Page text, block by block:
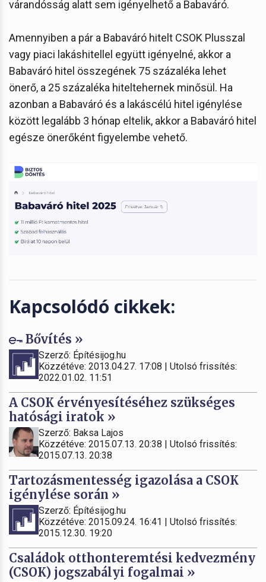
várandósság alatt sem igényelhető a Babaváró.
Amennyiben a pár a Babaváró hitelt CSOK Plusszal
vagy piaci lakáshitellel együtt igényelné, akkor a
Babaváró hitel összegének 75 százaléka lehet
önerő, a 25 százaléka hiteltehernek minősül. Ha
azonban a Babaváró és a lakáscélú hitel igénylése
között legalább 3 hónap eltelik, akkor a Babaváró hitel
egésze önerőként figyelembe vehető.
Kapcsolódó cikkek:
Bővítés »
Szerző: Építésijog.hu
Közzétéve: 2013.04.27. 17:08 | Utolsó frissítés:
2022.01.02. 11:51
A CSOK érvényesítéséhez szükséges
hatósági iratok »
Szerző: Baksa Lajos
Közzétéve: 2015.07.13. 20:38 | Utolsó frissítés:
2015.07.13. 20:38
Tartozásmentesség igazolása a CSOK
igénylése során »
Szerző: Építésijog.hu
Közzétéve: 2015.09.24. 16:41 | Utolsó frissítés:
2015.12.30. 19:20
Családok otthonteremtési kedvezmény
(CSOK) jogszabályi fogalmai »